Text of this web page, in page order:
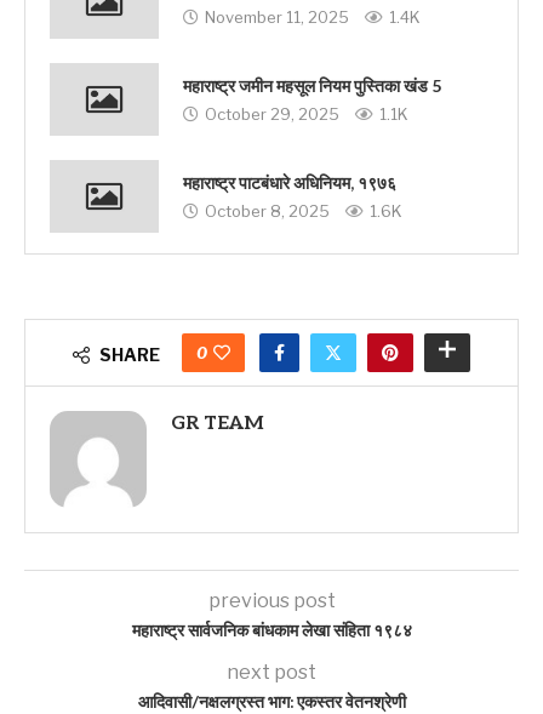
November 11, 2025 1.4K
महाराष्ट्र जमीन महसूल नियम पुस्तिका खंड 5
October 29, 2025 1.1K
महाराष्ट्र पाटबंधारे अधिनियम, १९७६
October 8, 2025 1.6K
SHARE 0
GR TEAM
previous post
महाराष्ट्र सार्वजनिक बांधकाम लेखा संहिता १९८४
next post
आदिवासी/नक्षलग्रस्त भाग: एकस्तर वेतनश्रेणी